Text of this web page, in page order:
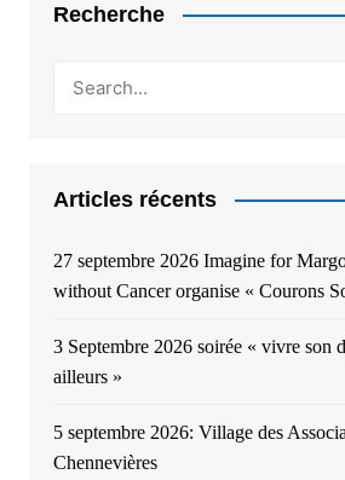
Recherche
Articles récents
27 septembre 2026 Imagine for
without Cancer organise « Courons
3 Septembre 2026 soirée « vivre son
ailleurs »
5 septembre 2026: Village des
Chennevières